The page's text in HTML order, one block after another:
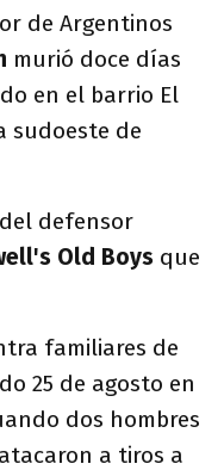
de Argentinos
murió doce días
en el barrio El
sudoeste de
defensor
Old Boys que
familiares de
25 de agosto en
dos hombres
a tiros a